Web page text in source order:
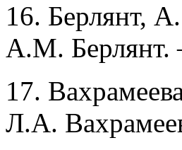
16. Берлянт,
А.М. Берлянт.
17.
Л.А.